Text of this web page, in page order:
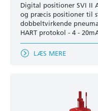
Digital positioner SVI II
og præcis positioner til
dobbeltvirkende
HART protokol - 4 -
LÆS MERE